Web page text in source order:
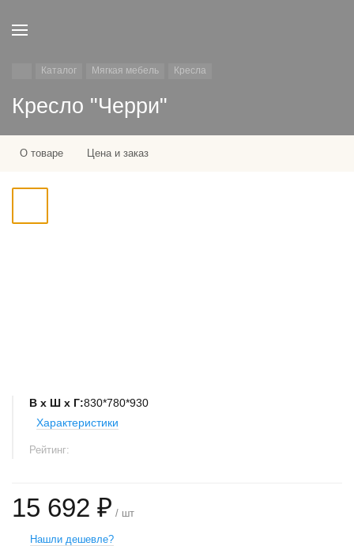
Каталог Мягкая мебель Кресла
Кресло "Черри"
О товаре Цена и заказ
В х Ш х Г:830*780*930
Характеристики
Рейтинг:
15 692 ₽ / шт
Нашли дешевле?